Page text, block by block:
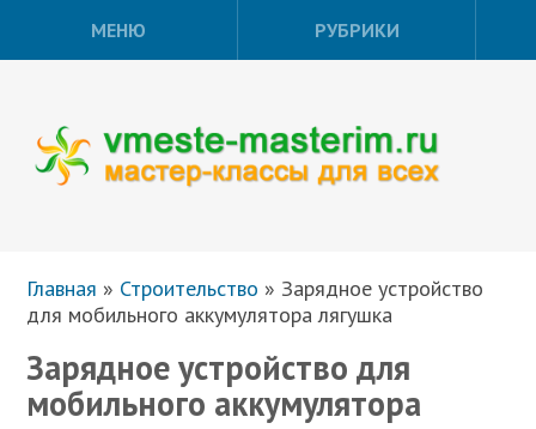
МЕНЮ РУБРИКИ
Главная » Строительство » Зарядное устройство
для мобильного аккумулятора лягушка
Зарядное устройство для
мобильного аккумулятора